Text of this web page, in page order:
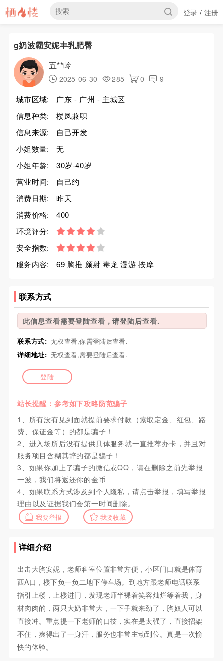
登录 / 注册
g奶波霸安妮丰乳肥臀
五**岭
2025-06-30 285 0 9
城市区域:
广东 - 广州 - 主城区
信息种类:
楼凤兼职
信息来源:
自己开发
小姐数量:
无
小姐年龄:
30岁-40岁
营业时间:
自己约
消费日期:
昨天
消费价格:
400
环境评分:
安全指数:
服务内容:
69 胸推 颜射 毒龙 漫游 按摩
联系方式
此信息查看需要登陆查看，请登陆后查看.
联系方式: 无权查看,你需登陆后查看.
详细地址: 无权查看,需要登陆后查看.
登陆
站长提醒：参考如下攻略防范骗子
1、所有没有见到面就提前要求付款（索取定金、红包、路
费、保证金等）的都是骗子！
2、进入场所后没有提供具体服务就一直推荐办卡，并且对
服务项目含糊其辞的都是骗子！
3、如果你加上了骗子的微信或QQ，请在删除之前先举报
一波，我们将返还你的金币
4、如果联系方式涉及到个人隐私，请点击举报，填写举报
理由以及证据我们会第一时间删除。
我要举报 我要收藏
详细介绍
出击大胸安妮，老师科室位置非常方便，小区门口就是体育
西A口，楼下负一负二地下停车场。到地方跟老师电话联系
指引上楼，上楼进门，发现老师半裸着笑容灿烂等着我，身
材肉肉的，两只大奶非常大，一下子就来劲了，胸奴人可以
直接冲。重点提一下老师的口技，实在是太强了，直接招架
不住，爽得出了一身汗，服务也非常主动到位。真是一次愉
快的体验。